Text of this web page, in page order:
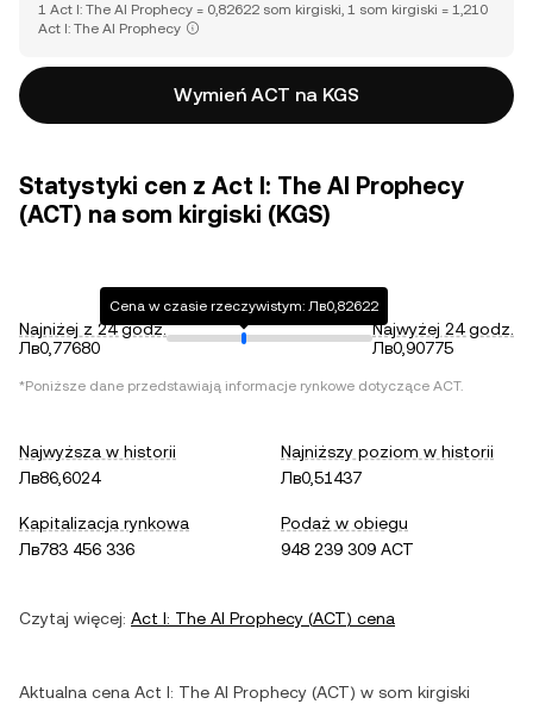
1 Act I: The AI Prophecy = 0,82622 som kirgiski, 1 som kirgiski = 1,210
Act I: The AI Prophecy
Wymień ACT na KGS
Statystyki cen z Act I: The AI Prophecy
(ACT) na som kirgiski (KGS)
Najniżej z 24 godz.
Лв0,77680
Cena w czasie rzeczywistym: Лв0,82622
Najwyżej 24 godz.
Лв0,90775
*Poniższe dane przedstawiają informacje rynkowe dotyczące ACT.
Najwyższa w historii
Лв86,6024
Najniższy poziom w historii
Лв0,51437
Kapitalizacja rynkowa
Лв783 456 336
Podaż w obiegu
948 239 309 ACT
Czytaj więcej: Act I: The AI Prophecy (ACT) cena
Aktualna cena Act I: The AI Prophecy (ACT) w som kirgiski